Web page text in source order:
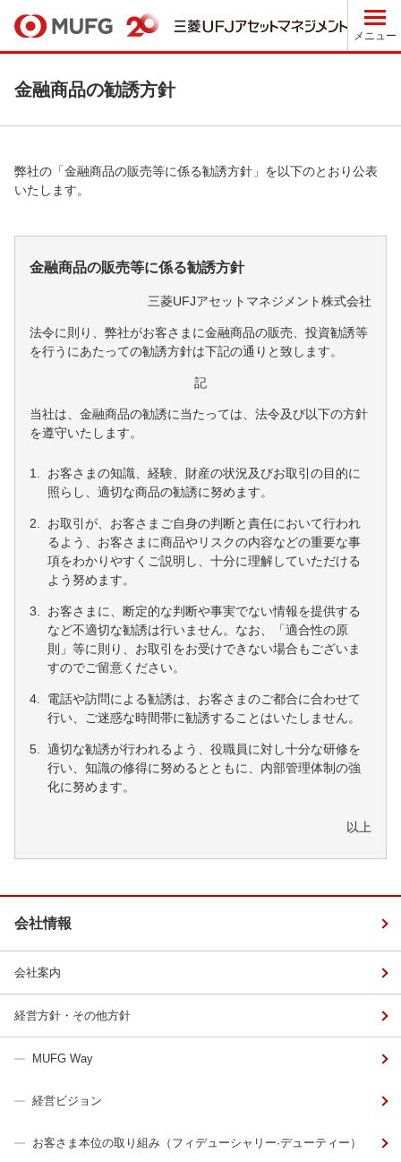
メニュー
金融商品の勧誘方針
弊社の「金融商品の販売等に係る勧誘方針」を以下のとおり公表
いたします。
金融商品の販売等に係る勧誘方針
三菱UFJアセットマネジメント株式会社
法令に則り、弊社がお客さまに金融商品の販売、投資勧誘等
を行うにあたっての勧誘方針は下記の通りと致します。
記
当社は、金融商品の勧誘に当たっては、法令及び以下の方針
を遵守いたします。
1.
お客さまの知識、経験、財産の状況及びお取引の目的に
照らし、適切な商品の勧誘に努めます。
2.
お取引が、お客さまご自身の判断と責任において行われ
るよう、お客さまに商品やリスクの内容などの重要な事
項をわかりやすくご説明し、十分に理解していただける
よう努めます。
3.
お客さまに、断定的な判断や事実でない情報を提供する
など不適切な勧誘は行いません。なお、「適合性の原
則」等に則り、お取引をお受けできない場合もございま
すのでご留意ください。
4.
電話や訪問による勧誘は、お客さまのご都合に合わせて
行い、ご迷惑な時間帯に勧誘することはいたしません。
5.
適切な勧誘が行われるよう、役職員に対し十分な研修を
行い、知識の修得に努めるとともに、内部管理体制の強
化に努めます。
以上
会社情報
会社案内
経営方針・その他方針
MUFG Way
経営ビジョン
お客さま本位の取り組み（フィデューシャリー·デューティー）